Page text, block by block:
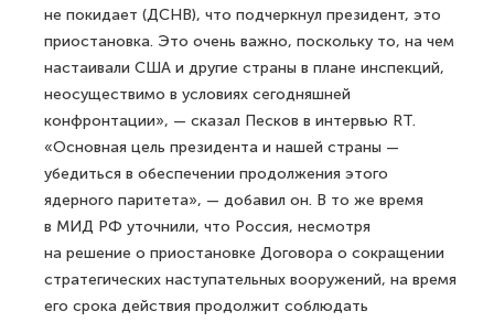
не покидает (ДСНВ), что подчеркнул президент, это
приостановка. Это очень важно, поскольку то, на чем
настаивали США и другие страны в плане инспекций,
неосуществимо в условиях сегодняшней
конфронтации», — сказал Песков в интервью RT.
«Основная цель президента и нашей страны —
убедиться в обеспечении продолжения этого
ядерного паритета», — добавил он. В то же время
в МИД РФ уточнили, что Россия, несмотря
на решение о приостановке Договора о сокращении
стратегических наступательных вооружений, на время
его срока действия продолжит соблюдать